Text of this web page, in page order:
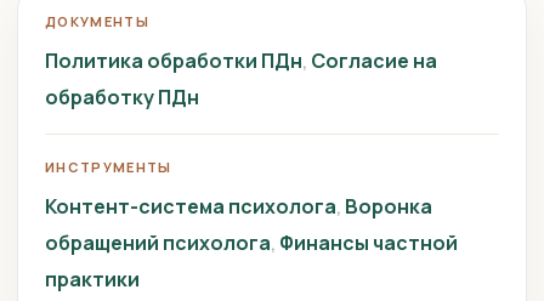
ДОКУМЕНТЫ
Политика обработки ПДн Согласие на
обработку ПДн
ИНСТРУМЕНТЫ
Контент-система психолога Воронка
обращений психолога Финансы частной
практики